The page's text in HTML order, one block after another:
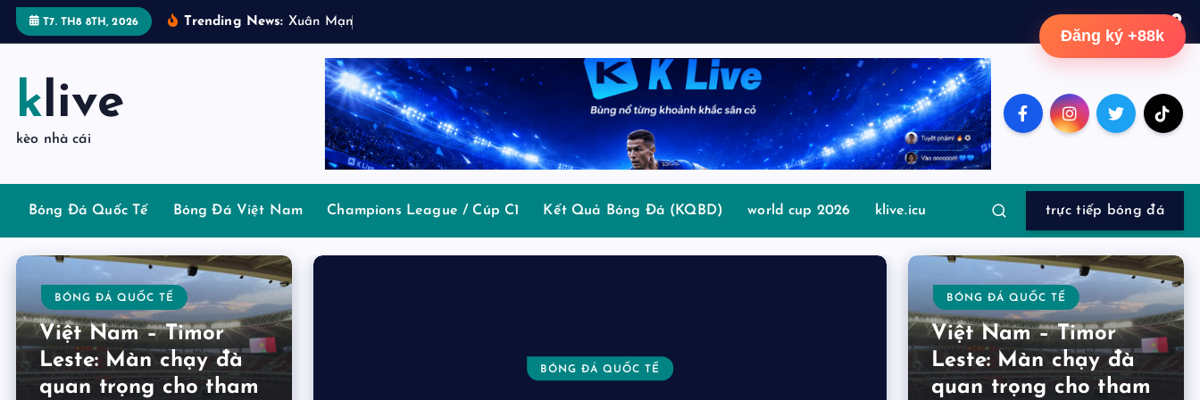
T7. TH8 8TH, 2026 Trending News: Xuân Mạn
klive
kèo nhà cái
Bóng Đá Quốc Tế Bóng Đá Việt Nam Champions League / Cúp C1 Kết Quả Bóng Đá (KQBD) world cup 2026 klive.icu trực tiếp bóng đá
BÓNG ĐÁ QUỐC TẾ
Việt Nam – Timor
Leste: Màn chạy đà
quan trọng cho tham
BÓNG ĐÁ QUỐC TẾ
BÓNG ĐÁ QUỐC TẾ
BÓNG ĐÁ QUỐC TẾ
BÓNG ĐÁ QUỐC TẾ
BÓNG ĐÁ QUỐC TẾ
BÓNG ĐÁ QUỐC TẾ
Việt Nam – Timor
Leste: Màn chạy đà
quan trọng cho tham
Đăng ký +88k